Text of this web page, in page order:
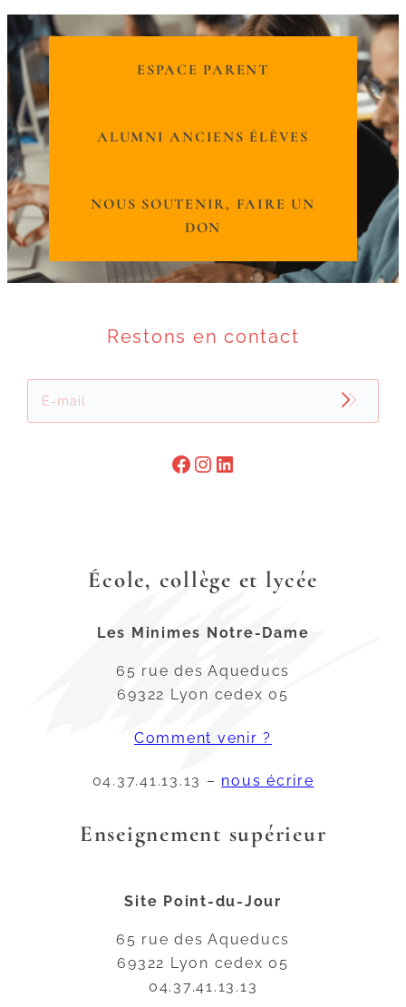
ESPACE PARENT
ALUMNI ANCIENS ÉLÈVES
NOUS SOUTENIR, FAIRE UN
DON
Restons en contact

École, collège et lycée
Les Minimes Notre-Dame
65 rue des Aqueducs
69322 Lyon cedex 05
Comment venir ?
04.37.41.13.13 – nous écrire
Enseignement supérieur
Site Point-du-Jour
65 rue des Aqueducs
69322 Lyon cedex 05
04.37.41.13.13